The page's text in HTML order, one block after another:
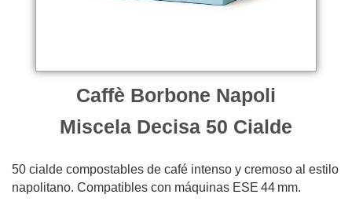
Caffè Borbone Napoli
Miscela Decisa 50 Cialde
50 cialde compostables de café intenso y cremoso al estilo
napolitano. Compatibles con máquinas ESE 44 mm.